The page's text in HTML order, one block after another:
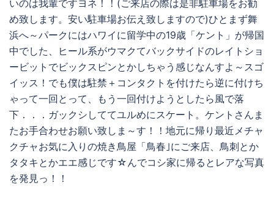
いのは我輩ですヨネ！！(ご来店の際は是非駐車場をお勧
め致します。安い駐車場お伝え致しますので)ひとまず舞
浜へ～パークにはハワイに留学中の19歳「ケント」が帰国
中でした、ヒール系がウマクてバックサイドのレイトショ
ービットでビックスピンとかしちゃう感じなんすよ～スゴ
イッス！でも僕は駐禁＋コンタクトを付けたら逆に付けち
ゃって一回とって、もう一回付けようとしたら風で落
下．．．ガックシしててユルめにスケート。ケントさんま
たお手合わせお願い致しま～す！！地元に帰り最近メチャ
クチャお気に入りの焼き鳥屋「鳥春｣にご来店、鳥刺とか
タタキとかエエ感じです☆んでコシ家に帰るとレアな写真
を発見っ！！